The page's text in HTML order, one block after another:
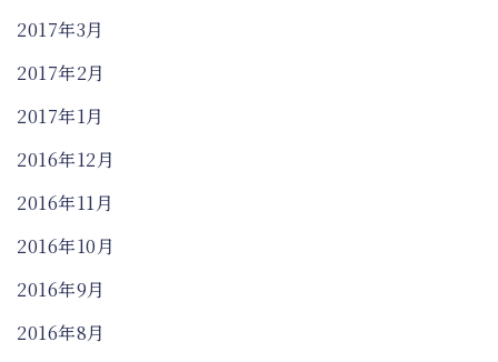
2017年3月
2017年2月
2017年1月
2016年12月
2016年11月
2016年10月
2016年9月
2016年8月